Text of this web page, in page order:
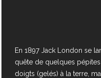
En 1897 Jack London se
quête de quelques
doigts (gelés) à la terre,